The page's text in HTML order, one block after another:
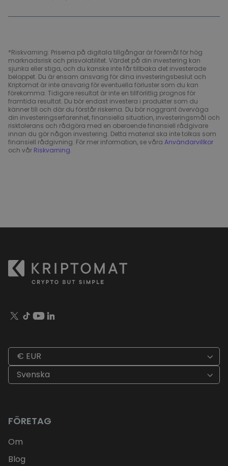
*Riskvarning: Priserna på digitala tillgångar är föremål för hög
marknadsrisk och prisvolatilitet. Värdet på din investering kan
sjunka eller stiga, och du kanske inte får tillbaka det investerade
beloppet. Du är ensam ansvarig för dina investeringsbeslut och
Kriptomat är inte ansvarig för eventuella förluster som du kan
förekomma. Tidigare resultat är inte en tillförlitlig prognos för
framtida resultat. Du bör endast investera i produkter som du
känner till och där du förstår riskerna. Du bör noggrant överväga
din investeringserfarenhet, finansiella situation, investeringsmål och
risktolerans och rådgöra med en oberoende finansiell rådgivare
innan du gör någon investering. Detta material ska inte tolkas som
finansiell rådgivning. För mer information, se våra Användarvillkor
och vår Riskvarning.
€ EUR
Svenska
FÖRETAG
Om
Blog